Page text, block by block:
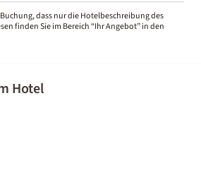
dass nur die Hotelbeschreibung des
finden Sie im Bereich “Ihr Angebot” in den
Hotel